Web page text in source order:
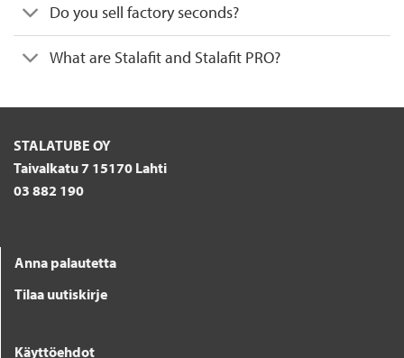
Do you sell factory seconds?
What are Stalafit and Stalafit PRO?
STALATUBE OY
Taivalkatu 7 15170 Lahti
03 882 190
Anna palautetta
Tilaa uutiskirje
Käyttöehdot